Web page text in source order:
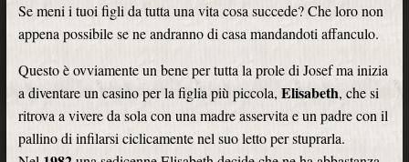
Se meni i tuoi figli da tutta una vita cosa succede? Che loro non
appena possibile se ne andranno di casa mandandoti affanculo.
Questo è ovviamente un bene per tutta la prole di Josef ma inizia
a diventare un casino per la figlia più piccola, Elisabeth, che si
ritrova a vivere da sola con una madre asservita e un padre con il
pallino di infilarsi ciclicamente nel suo letto per stuprarla.